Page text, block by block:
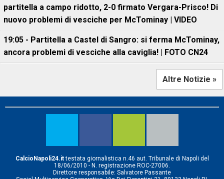
partitella a campo ridotto, 2-0 firmato Vergara-Prisco! Di
nuovo problemi di vesciche per McTominay | VIDEO
19:05 - Partitella a Castel di Sangro: si ferma McTominay,
ancora problemi di vesciche alla caviglia! | FOTO CN24
Altre Notizie »
CalcioNapoli24.ittestata giornalistica n.46 aut. Tribunale di Napoli del
18/06/2010 - N. registrazione ROC-27006.
Direttore responsabile: Salvatore Passante